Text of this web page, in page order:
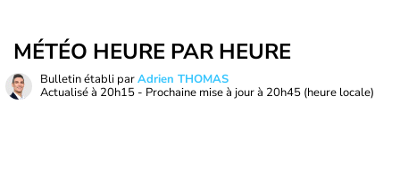
MÉTÉO HEURE PAR HEURE
Bulletin établi parAdrien THOMAS
Actualisé à 20h15 - Prochaine mise à jour à 20h45 (heure locale)